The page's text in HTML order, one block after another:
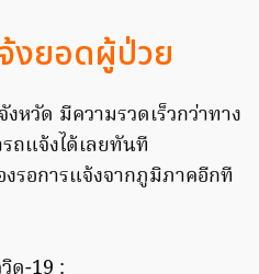
งยอดผู้ป่วย
หวัด มีความรวดเร็วกว่าทาง
ถแจ้งได้เลยทันที
รอการแจ้งจากภูมิภาคอีกที